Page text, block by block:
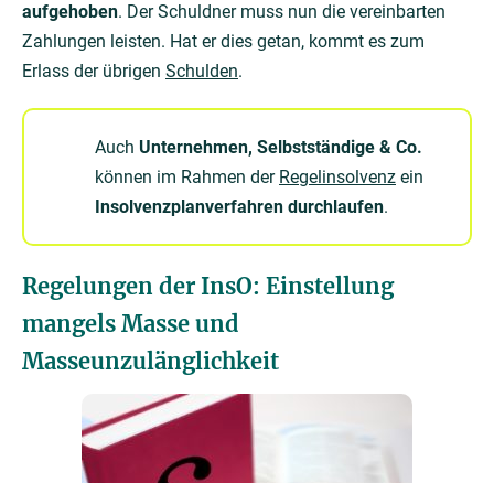
aufgehoben. Der Schuldner muss nun die vereinbarten
Zahlungen leisten. Hat er dies getan, kommt es zum
Erlass der übrigen Schulden.
Auch Unternehmen, Selbstständige & Co.
können im Rahmen der Regelinsolvenz ein
Insolvenzplanverfahren durchlaufen.
Regelungen der InsO: Einstellung
mangels Masse und
Masseunzulänglichkeit